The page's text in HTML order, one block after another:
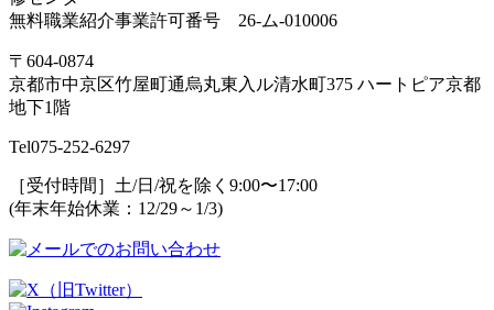
無料職業紹介事業許可番号 26-ム-010006
〒604-0874
京都市中京区竹屋町通烏丸東入ル清水町375 ハートピア京都
地下1階
Tel075-252-6297
［受付時間］土/日/祝を除く9:00〜17:00
(年末年始休業：12/29～1/3)